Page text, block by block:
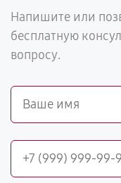
Напишите или
бесплатную
вопросу.